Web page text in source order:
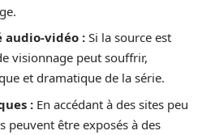
audio-vidéo : Si la source est
visionnage peut souffrir,
et dramatique de la série.
: En accédant à des sites peu
peuvent être exposés à des